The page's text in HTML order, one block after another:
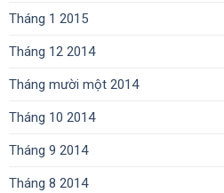
Tháng 1 2015
Tháng 12 2014
Tháng mười một 2014
Tháng 10 2014
Tháng 9 2014
Tháng 8 2014